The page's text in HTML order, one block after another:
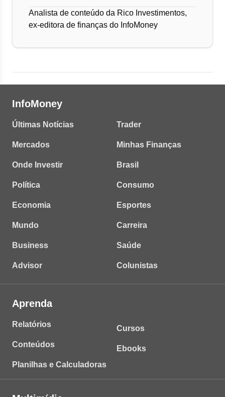
Analista de conteúdo da Rico Investimentos,
ex-editora de finanças do InfoMoney
InfoMoney
Últimas Notícias
Mercados
Onde Investir
Política
Economia
Mundo
Business
Advisor
Trader
Minhas Finanças
Brasil
Consumo
Esportes
Carreira
Saúde
Colunistas
Aprenda
Relatórios
Conteúdos
Planilhas e Calculadoras
Cursos
Ebooks